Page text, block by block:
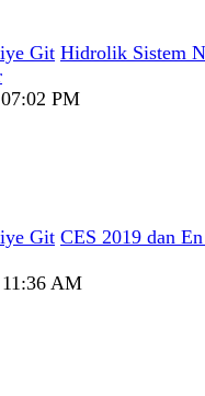
Hidrolik Sistem
PM
CES 2019 dan
AM